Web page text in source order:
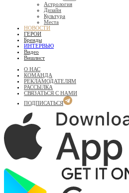
Астрология
Дизайн
Культура
Места
НОВОСТИ
ГЕРОИ
Бренды
ИНТЕРВЬЮ
Видео
Вишлист
О НАС
КОМАНДА
РЕКЛАМОДАТЕЛЯМ
РАССЫЛКА
СВЯЗАТЬСЯ С НАМИ
ПОДПИСАТЬСЯ